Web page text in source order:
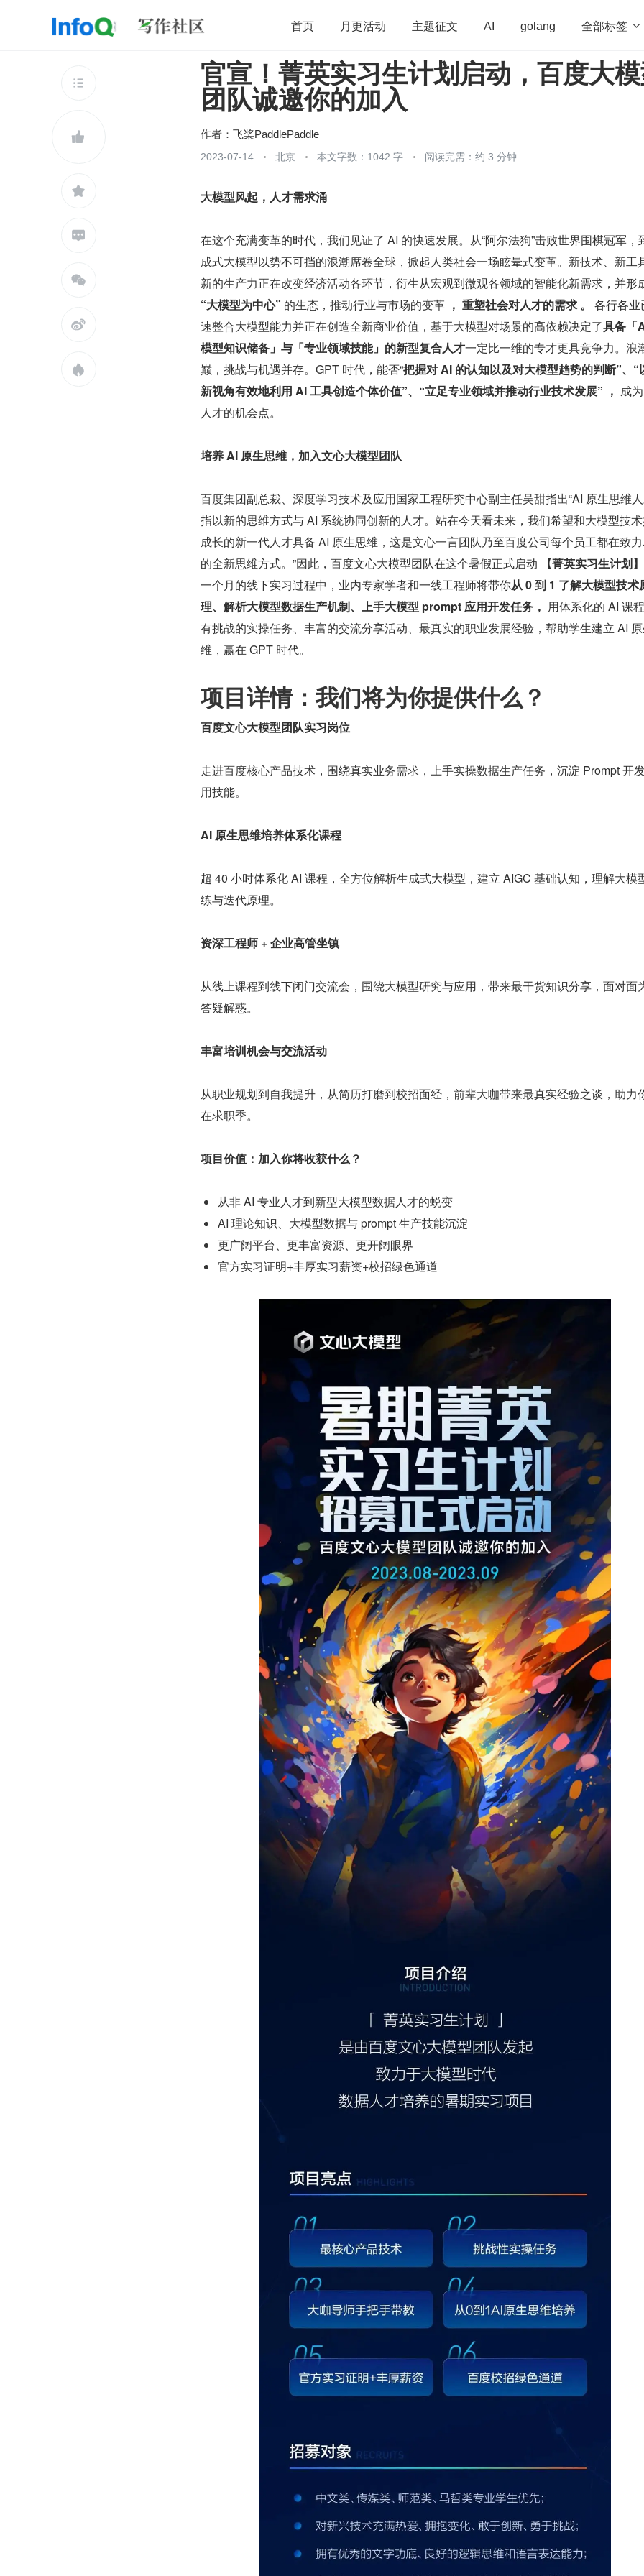
首页 月更活动 主题征文 AI golang 全部标签 
开源 架构 OpenHarmony 算法 学习方法 Web3.0 高
团队管理 程序员 运维
查看更多







官宣！菁英实习生计划启动，百度大
团队诚邀你的加入
作者： 飞桨PaddlePaddle
2023-07-14 北京 本文字数：1042 字 阅读完需：约 3 分钟
大模型风起，人才需求涌
在这个充满变革的时代，我们见证了 AI 的快速发展。从“阿尔法狗”击败世界围棋冠军，
成式大模型以势不可挡的浪潮席卷全球，掀起人类社会一场眩晕式变革。新技术、新工具
“大模型为中心” 的生态，推动行业与市场的变革 ， 重塑社会对人才的需求 。
各行各业
速整合大模型能力并正在创造全新商业价值，基于大模型对场景的高依赖决定了具备「
模型知识储备」与「专业领域技能」的新型复合人才一定比一维的专才更具竞争力。浪
巅，挑战与机遇并存。GPT 时代，能否“把握对 AI 的认知以及对大模型趋势的判断”、“
新视角有效地利用 AI 工具创造个体价值”、“立足专业领域并推动行业技术发展” ， 成
人才的机会点。
培养 AI 原生思维，加入文心大模型团队
百度集团副总裁、深度学习技术及应用国家工程研究中心副主任吴甜指出“AI 原生思维
指以新的思维方式与 AI 系统协同创新的人才。站在今天看未来，我们希望和大模型技
成长的新一代人才具备 AI 原生思维，这是文心一言团队乃至百度公司每个员工都在致
的全新思维方式。”因此，百度文心大模型团队在这个暑假正式启动
【菁英实习生计划】
一个月的线下实习过程中，业内专家学者和一线工程师将带你从 0 到 1 了解⼤模型技术
理、解析大模型数据生产机制、上手大模型 prompt 应用开发任务， 用体系化的 AI 课
有挑战的实操任务、丰富的交流分享活动、最真实的职业发展经验，帮助学生建立 AI
维，赢在 GPT 时代。
项目详情：我们将为你提供什么？
百度文心大模型团队实习岗位
走进百度核心产品技术，围绕真实业务需求，上手实操数据生产任务，沉淀 Prompt 开
用技能。
AI 原生思维培养体系化课程
超 40 小时体系化 AI 课程，全方位解析生成式大模型，建立 AIGC 基础认知，理解大模
练与迭代原理。
资深工程师 + 企业高管坐镇
从线上课程到线下闭门交流会，围绕大模型研究与应用，带来最干货知识分享，面对面
答疑解惑。
丰富培训机会与交流活动
从职业规划到自我提升，从简历打磨到校招面经，前辈大咖带来最真实经验之谈，助力
在求职季。
项目价值：加入你将收获什么？
从非 AI 专业人才到新型大模型数据人才的蜕变
AI 理论知识、大模型数据与 prompt 生产技能沉淀
更广阔平台、更丰富资源、更开阔眼界
官方实习证明+丰厚实习薪资+校招绿色通道